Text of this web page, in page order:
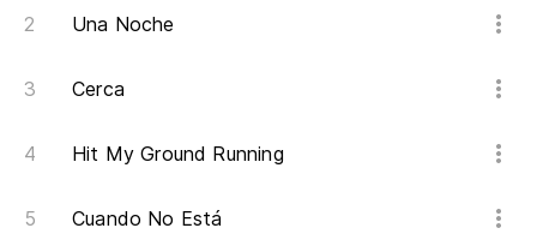
Una Noche
Cerca
Hit My Ground Running
Cuando No Está